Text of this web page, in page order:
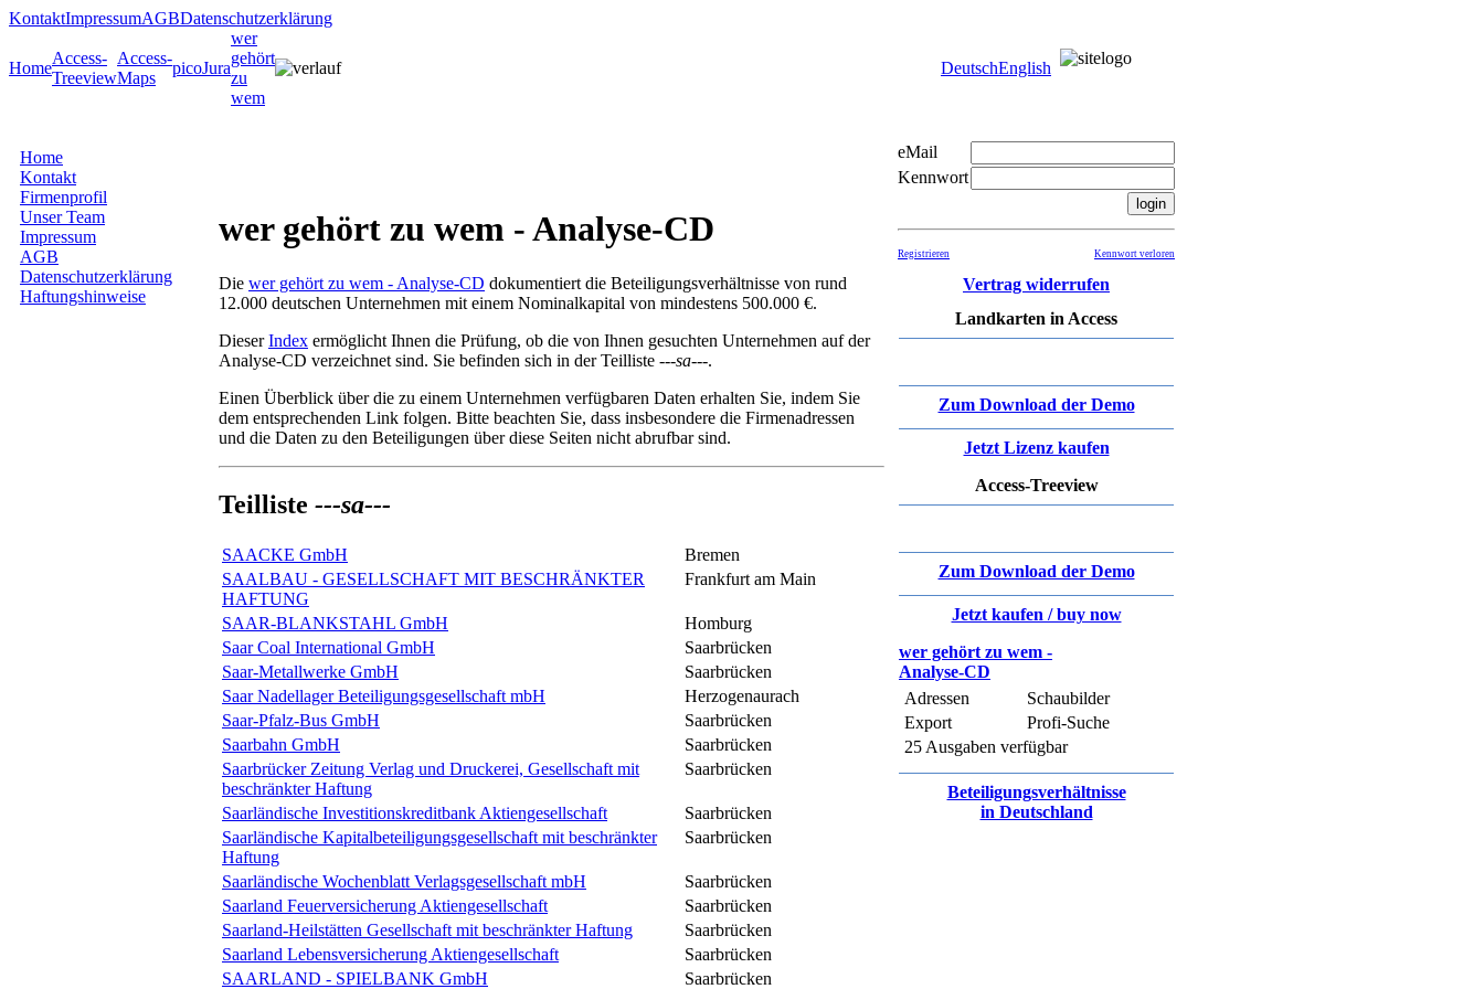
KontaktImpressumAGBDatenschutzerklärung
Home
Access-
Treeview
Access-
Maps
picoJura
wer
gehört
zu
wem
DeutschEnglish
Home
Kontakt
Firmenprofil
Unser Team
Impressum
AGB
Datenschutzerklärung
Haftungshinweise
wer gehört zu wem - Analyse-CD
Die wer gehört zu wem - Analyse-CD dokumentiert die Beteiligungsverhältnisse von rund
12.000 deutschen Unternehmen mit einem Nominalkapital von mindestens 500.000 €.
DieserIndex ermöglicht Ihnen die Prüfung, ob die von Ihnen gesuchten Unternehmen auf der
Analyse-CD verzeichnet sind. Sie befinden sich in der Teilliste ---sa---.
Einen Überblick über die zu einem Unternehmen verfügbaren Daten erhalten Sie, indem Sie
dem entsprechenden Link folgen. Bitte beachten Sie, dass insbesondere die Firmenadressen
und die Daten zu den Beteiligungen über diese Seiten nicht abrufbar sind.
Teilliste ---sa---
SAACKE GmbH
Bremen
SAALBAU - GESELLSCHAFT MIT BESCHRÄNKTER
HAFTUNG
Frankfurt am Main
SAAR-BLANKSTAHL GmbH
Homburg
Saar Coal International GmbH
Saarbrücken
Saar-Metallwerke GmbH
Saarbrücken
Saar Nadellager Beteiligungsgesellschaft mbH
Herzogenaurach
Saar-Pfalz-Bus GmbH
Saarbrücken
Saarbahn GmbH
Saarbrücken
Saarbrücker Zeitung Verlag und Druckerei, Gesellschaft mit
beschränkter Haftung
Saarbrücken
Saarländische Investitionskreditbank Aktiengesellschaft
Saarbrücken
Saarländische Kapitalbeteiligungsgesellschaft mit beschränkter
Haftung
Saarbrücken
Saarländische Wochenblatt Verlagsgesellschaft mbH
Saarbrücken
Saarland Feuerversicherung Aktiengesellschaft
Saarbrücken
Saarland-Heilstätten Gesellschaft mit beschränkter Haftung
Saarbrücken
Saarland Lebensversicherung Aktiengesellschaft
Saarbrücken
SAARLAND - SPIELBANK GmbH
Saarbrücken
eMail
Kennwort
Registrieren Kennwort verloren
Vertrag widerrufen
Landkarten in Access
Zum Download der Demo
Jetzt Lizenz kaufen
Access-Treeview
Zum Download der Demo
Jetzt kaufen / buy now
wer gehört zu wem -
Analyse-CD
Adressen
Schaubilder
Export
Profi-Suche
25 Ausgaben verfügbar
Beteiligungsverhältnisse
in Deutschland